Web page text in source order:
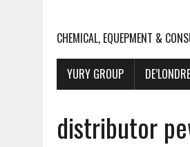
CHEMICAL, EQUEPMENT &
YURY GROUP DE’LONDRE
distributor